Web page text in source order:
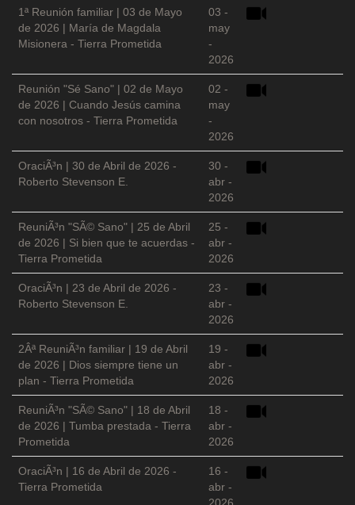
1ª Reunión familiar | 03 de Mayo
de 2026 | María de Magdala
Misionera - Tierra Prometida
03 -
may
-
2026
Reunión "Sé Sano" | 02 de Mayo
de 2026 | Cuando Jesús camina
con nosotros - Tierra Prometida
02 -
may
-
2026
OraciÃ³n | 30 de Abril de 2026 -
Roberto Stevenson E.
30 -
abr -
2026
ReuniÃ³n "SÃ© Sano" | 25 de Abril
de 2026 | Si bien que te acuerdas -
Tierra Prometida
25 -
abr -
2026
OraciÃ³n | 23 de Abril de 2026 -
Roberto Stevenson E.
23 -
abr -
2026
2Âª ReuniÃ³n familiar | 19 de Abril
de 2026 | Dios siempre tiene un
plan - Tierra Prometida
19 -
abr -
2026
ReuniÃ³n "SÃ© Sano" | 18 de Abril
de 2026 | Tumba prestada - Tierra
Prometida
18 -
abr -
2026
OraciÃ³n | 16 de Abril de 2026 -
Tierra Prometida
16 -
abr -